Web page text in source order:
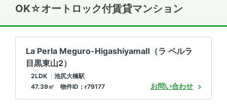
OK☆オートロック付賃貸マンション
La Perla Meguro-HigashiyamaⅡ（ラ ペルラ
目黒東山2）
2LDK
池尻大橋駅
47.39㎡ 物件ID：r79177
お問い合わせ